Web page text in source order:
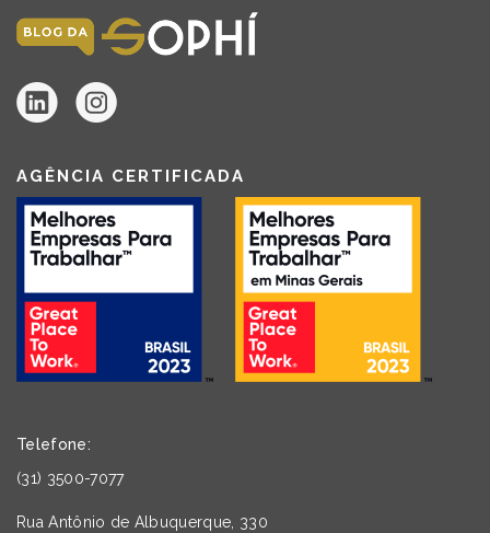
AGÊNCIA CERTIFICADA
Telefone:
(31) 3500-7077
Rua Antônio de Albuquerque, 330